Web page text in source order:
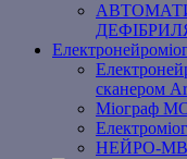
сканером
Міограф
НЕЙРО-